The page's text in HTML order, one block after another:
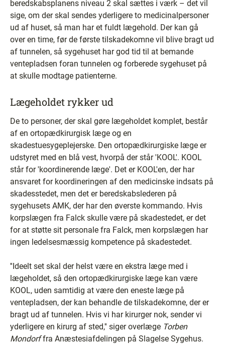
beredskabsplanens niveau 2 skal sættes i værk – det vil
sige, om der skal sendes yderligere to medicinalpersoner
ud af huset, så man har et fuldt lægehold. Der kan gå
over en time, før de første tilskadekomne vil blive bragt ud
af tunnelen, så sygehuset har god tid til at bemande
ventepladsen foran tunnelen og forberede sygehuset på
at skulle modtage patienterne.
Lægeholdet rykker ud
De to personer, der skal gøre lægeholdet komplet, består
af en ortopædkirurgisk læge og en
skadestuesygeplejerske. Den ortopædkirurgiske læge er
udstyret med en blå vest, hvorpå der står 'KOOL'. KOOL
står for 'koordinerende læge'. Det er KOOL'en, der har
ansvaret for koordineringen af den medicinske indsats på
skadesstedet, men det er beredskabslederen på
sygehusets AMK, der har den øverste kommando. Hvis
korpslægen fra Falck skulle være på skadestedet, er det
for at støtte sit personale fra Falck, men korpslægen har
ingen ledelsesmæssig kompetence på skadestedet.
''Ideelt set skal der helst være en ekstra læge med i
lægeholdet, så den ortopædkirurgiske læge kan være
KOOL, uden samtidig at være den eneste læge på
ventepladsen, der kan behandle de tilskadekomne, der er
bragt ud af tunnelen. Hvis vi har kirurger nok, sender vi
yderligere en kirurg af sted,'' siger overlæge Torben
Mondorffra Anæstesiafdelingen på Slagelse Sygehus.